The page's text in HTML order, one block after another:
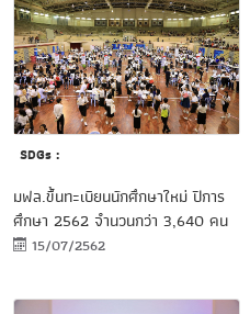
SDGs :
มฟล.ขึ้นทะเบียนนักศึกษาใหม่ ปีการ
ศึกษา 2562 จำนวนกว่า 3,640 คน
15/07/2562